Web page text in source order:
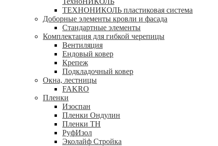
ТЕХНОНИКОЛЬ пластиковая система
Доборные элементы кровли и фасада
Стандартные элементы
Комплектация для гибкой черепицы
Вентиляция
Ендовый ковер
Крепеж
Подкладочный ковер
Окна, лестницы
FAKRO
Пленки
Изоспан
Пленки Ондулин
Пленки ТН
РуфИзол
Эколайф Стройка